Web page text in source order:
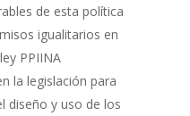
de esta política
igualitarios en
PPIINA
la legislación para
diseño y uso de los